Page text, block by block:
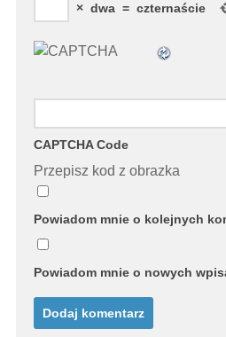
× dwa = czternaście
CAPTCHA Code
Przepisz kod z obrazka
Powiadom mnie o kolejnych
Powiadom mnie o nowych